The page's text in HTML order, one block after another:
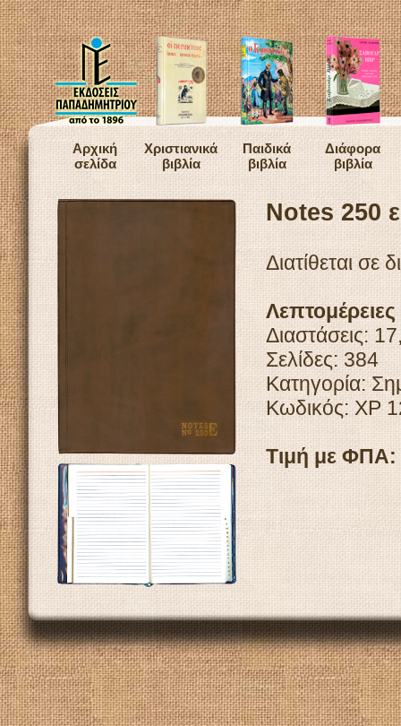
Αρχική
σελίδα
Χριστιανικά
βιβλία
Παιδικά
βιβλία
Διάφορα
βιβλία
Notes 250
Διατίθεται σε
Λεπτομέρειες
Διαστάσεις:
Σελίδες: 384
Κατηγορία:
Κωδικός: ΧΡ
Τιμή με ΦΠΑ: